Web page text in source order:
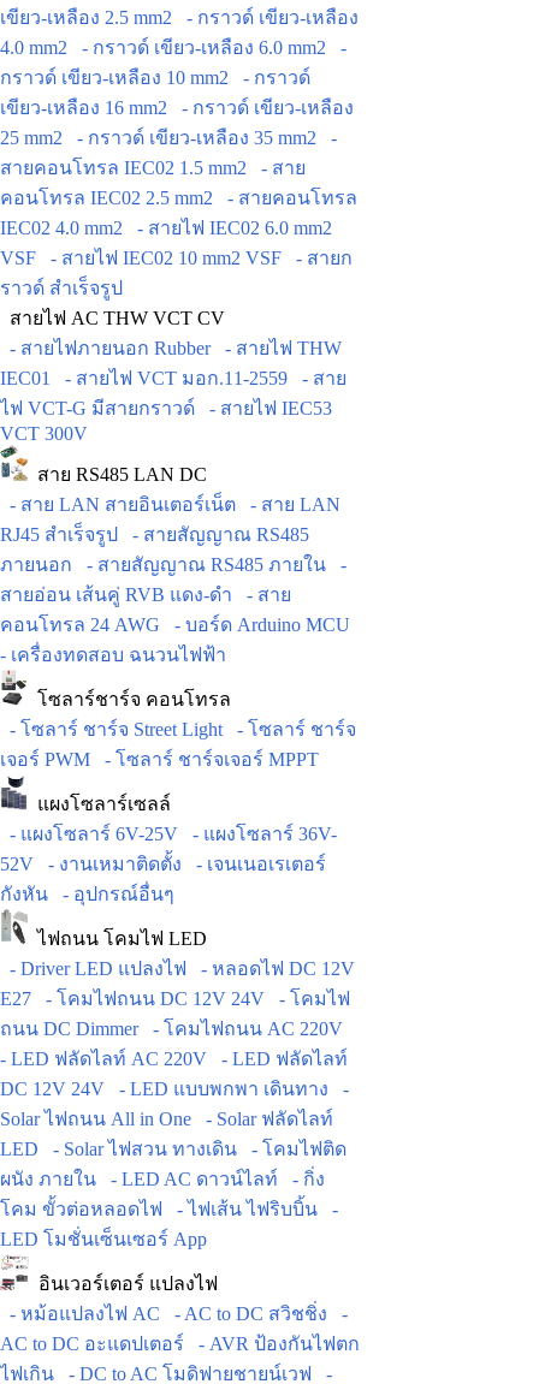
เขียว-เหลือง 2.5 mm2
- กราวด์ เขียว-เหลือง
4.0 mm2
- กราวด์ เขียว-เหลือง 6.0 mm2
-
กราวด์ เขียว-เหลือง 10 mm2
- กราวด์
เขียว-เหลือง 16 mm2
- กราวด์ เขียว-เหลือง
25 mm2
- กราวด์ เขียว-เหลือง 35 mm2
-
สายคอนโทรล IEC02 1.5 mm2
- สาย
คอนโทรล IEC02 2.5 mm2
- สายคอนโทรล
IEC02 4.0 mm2
- สายไฟ IEC02 6.0 mm2
VSF
- สายไฟ IEC02 10 mm2 VSF
- สายก
ราวด์ สำเร็จรูป
สายไฟ AC THW VCT CV
- สายไฟภายนอก Rubber
- สายไฟ THW
IEC01
- สายไฟ VCT มอก.11-2559
- สาย
ไฟ VCT-G มีสายกราวด์
- สายไฟ IEC53
VCT 300V
สาย RS485 LAN DC
- สาย LAN สายอินเตอร์เน็ต
- สาย LAN
RJ45 สำเร็จรูป
- สายสัญญาณ RS485
ภายนอก
- สายสัญญาณ RS485 ภายใน
-
สายอ่อน เส้นคู่ RVB แดง-ดำ
- สาย
คอนโทรล 24 AWG
- บอร์ด Arduino MCU
- เครื่องทดสอบ ฉนวนไฟฟ้า
โซลาร์ชาร์จ คอนโทรล
- โซลาร์ ชาร์จ Street Light
- โซลาร์ ชาร์จ
เจอร์ PWM
- โซลาร์ ชาร์จเจอร์ MPPT
แผงโซลาร์เซลล์
- แผงโซลาร์ 6V-25V
- แผงโซลาร์ 36V-
52V
- งานเหมาติดตั้ง
- เจนเนอเรเตอร์
กังหัน
- อุปกรณ์อื่นๆ
ไฟถนน โคมไฟ LED
- Driver LED แปลงไฟ
- หลอดไฟ DC 12V
E27
- โคมไฟถนน DC 12V 24V
- โคมไฟ
ถนน DC Dimmer
- โคมไฟถนน AC 220V
- LED ฟลัดไลท์ AC 220V
- LED ฟลัดไลท์
DC 12V 24V
- LED แบบพกพา เดินทาง
-
Solar ไฟถนน All in One
- Solar ฟลัดไลท์
LED
- Solar ไฟสวน ทางเดิน
- โคมไฟติด
ผนัง ภายใน
- LED AC ดาวน์ไลท์
- กิ่ง
โคม ขั้วต่อหลอดไฟ
- ไฟเส้น ไฟริบบิ้น
-
LED โมชั่นเซ็นเซอร์ App
อินเวอร์เตอร์ แปลงไฟ
- หม้อแปลงไฟ AC
- AC to DC สวิชชิ่ง
-
AC to DC อะแดปเตอร์
- AVR ป้องกันไฟตก
ไฟเกิน
- DC to AC โมดิฟายชายน์เวฟ -